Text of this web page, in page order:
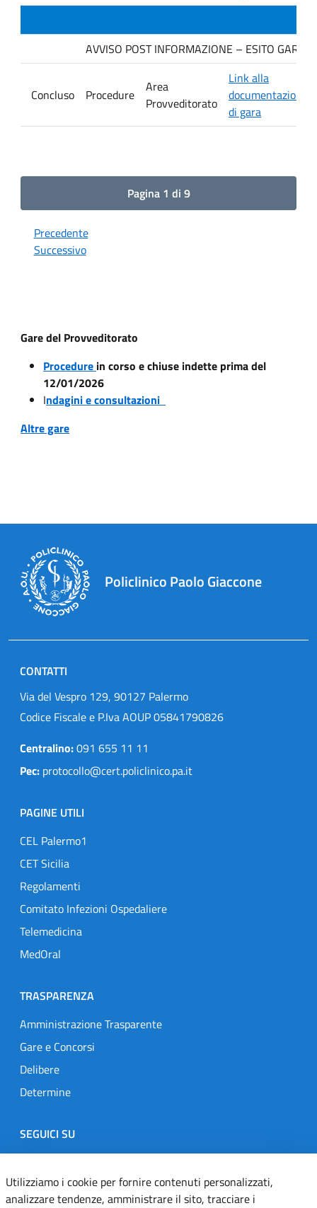
AVVISO POST INFORMAZIONE – ESITO
Concluso Procedure
Area
Provveditorato
Link alla
documentazione
di gara
Pagina 1 di 9
Precedente
Successivo
Gare del Provveditorato
Procedure in corso e chiuse indette prima del
12/01/2026
Indagini e consultazioni
Altre gare
Policlinico Paolo Giaccone
CONTATTI
Via del Vespro 129, 90127 Palermo
Codice Fiscale e P.Iva AOUP 05841790826
Centralino:091 655 11 11
Pec: protocollo@cert.policlinico.pa.it
PAGINE UTILI
CEL Palermo1
CET Sicilia
Regolamenti
Comitato Infezioni Ospedaliere
Telemedicina
MedOral
TRASPARENZA
Amministrazione Trasparente
Gare e Concorsi
Delibere
Determine
SEGUICI SU
Designers Italia
TwitterInstagramYoutubeLinkedin
Utilizziamo i cookie per fornire contenuti personalizzati,
analizzare tendenze, amministrare il sito, tracciare i